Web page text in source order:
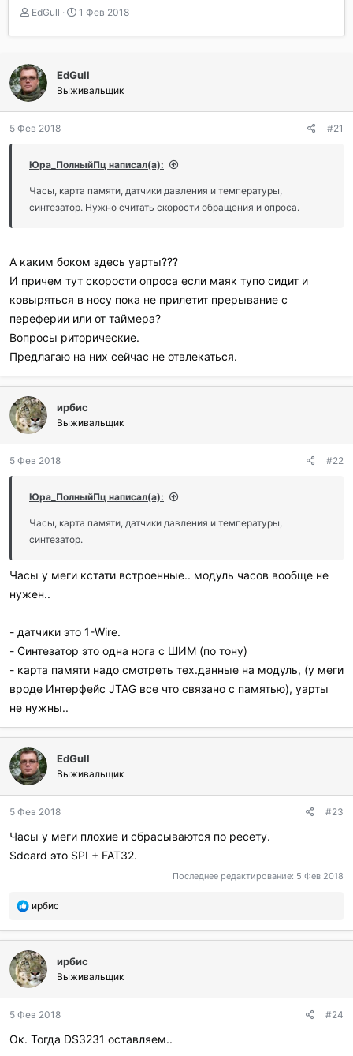
А
т
о
р
т
е
м
ы
EdGull
Д
т
а
а
ч
а
1 Фев 2018
EdGull
Выживальщик
5 Фев 2018 #21
Юра_ПолныйПц написал(а):
Часы, карта памяти, датчики давления и температуры,
синтезатор. Нужно считать скорости обращения и опроса.
А каким боком здесь уарты???
И причем тут скорости опроса если маяк тупо сидит и
ковыряться в носу пока не прилетит прерывание с
переферии или от таймера?
Вопросы риторические.
Предлагаю на них сейчас не отвлекаться.
ирбис
Выживальщик
5 Фев 2018 #22
Юра_ПолныйПц написал(а):
Часы, карта памяти, датчики давления и температуры,
синтезатор.
Часы у меги кстати встроенные.. модуль часов вообще не
нужен..
- датчики это 1-Wire.
- Синтезатор это одна нога с ШИМ (по тону)
- карта памяти надо смотреть тех.данные на модуль, (у меги
вроде Интерфейс JTAG все что связано с памятью), уарты
не нужны..
EdGull
Выживальщик
5 Фев 2018 #23
Часы у меги плохие и сбрасываются по ресету.
Sdcard это SPI + FAT32.
Последнее редактирование: 5 Фев 2018
П
б
а
г
о
а
р
и
ирбис
ирбис
Выживальщик
5 Фев 2018 #24
Ок. Тогда DS3231 оставляем..